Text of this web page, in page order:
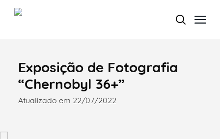
Termo de Pesquisa
Exposição de Fotografia
“Chernobyl 36+”
Atualizado em 22/07/2022